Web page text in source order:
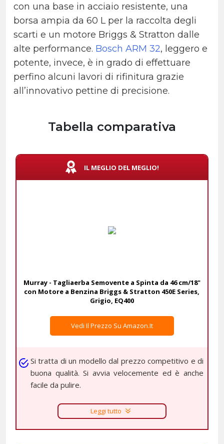
con una base in acciaio resistente, una
borsa ampia da 60 L per la raccolta degli
scarti e un motore Briggs & Stratton dalle
alte performance. Bosch ARM 32, leggero e
potente, invece, è in grado di effettuare
perfino alcuni lavori di rifinitura grazie
all’innovativo pettine di precisione.
Tabella comparativa
IL MEGLIO DEL MEGLIO!
Murray - Tagliaerba Semovente a Spinta da 46 cm/18"
con Motore a Benzina Briggs & Stratton 450E Series,
Grigio, EQ400
Vedi Il Prezzo Su Amazon.it
Si tratta di un modello dal prezzo competitivo e di
buona qualità. Si avvia velocemente ed è anche
facile da pulire.
Leggi tutto